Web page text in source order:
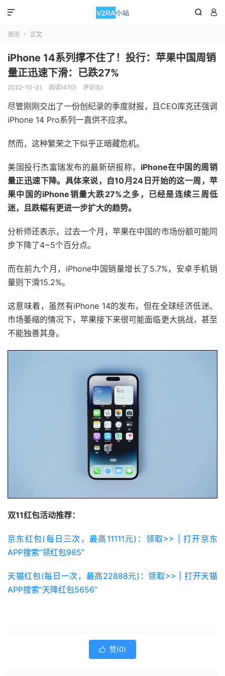
 

资讯  正文
iPhone 14系列撑不住了！投行：苹果中国周销
量正迅速下滑：已跌27%
2022-10-31 阅读(470) 评论(0)
尽管刚刚交出了一份创纪录的季度财报，且CEO库克还强调
iPhone 14 Pro系列一直供不应求。
然而，这种繁荣之下似乎正暗藏危机。
美国投行杰富瑞发布的最新研报称， iPhone在中国的周销
量正迅速下降。具体来说，自10月24日开始的这一周，苹
果中国的iPhone销量大跌27%之多，已经是连续三周低
迷，且跌幅有更进一步扩大的趋势。
分析师还表示，过去一个月，苹果在中国的市场份额可能同
步下降了4~5个百分点。
而在前九个月，iPhone中国销量增长了5.7%，安卓手机销
量则下滑15.2%。
这意味着，虽然有iPhone 14的发布，但在全球经济低迷、
市场萎缩的情况下，苹果接下来很可能面临更大挑战，甚至
不能独善其身。
双11红包活动推荐：
京东红包(每日三次，最高11111元)：领取>> | 打开京东
APP搜索“领红包985”
天猫红包(每日一次，最高22888元)：领取>> | 打开天猫
APP搜索“天降红包5656”
 赞(0)